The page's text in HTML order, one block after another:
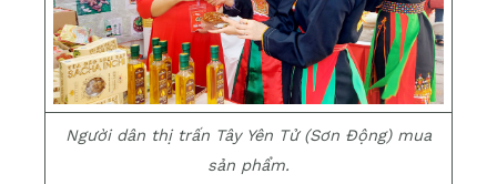
Người dân thị trấn Tây Yên Tử (Sơn Động) mua
sản phẩm.